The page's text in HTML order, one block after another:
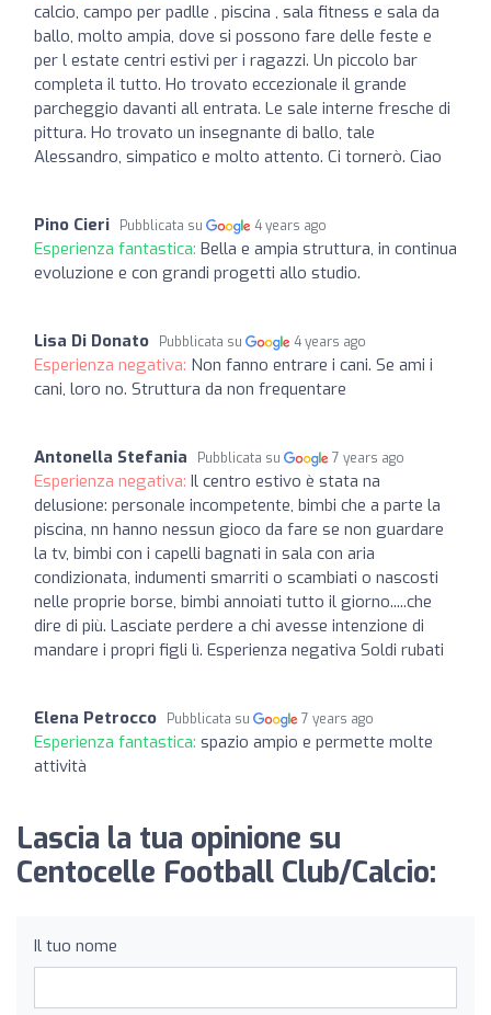
calcio, campo per padlle , piscina , sala fitness e sala da
ballo, molto ampia, dove si possono fare delle feste e
per l estate centri estivi per i ragazzi. Un piccolo bar
completa il tutto. Ho trovato eccezionale il grande
parcheggio davanti all entrata. Le sale interne fresche di
pittura. Ho trovato un insegnante di ballo, tale
Alessandro, simpatico e molto attento. Ci tornerò. Ciao
Pino Cieri Pubblicata su 4 years ago
Esperienza fantastica: Bella e ampia struttura, in continua
evoluzione e con grandi progetti allo studio.
Lisa Di Donato Pubblicata su 4 years ago
Esperienza negativa: Non fanno entrare i cani. Se ami i
cani, loro no. Struttura da non frequentare
Antonella Stefania Pubblicata su 7 years ago
Esperienza negativa: Il centro estivo è stata na
delusione: personale incompetente, bimbi che a parte la
piscina, nn hanno nessun gioco da fare se non guardare
la tv, bimbi con i capelli bagnati in sala con aria
condizionata, indumenti smarriti o scambiati o nascosti
nelle proprie borse, bimbi annoiati tutto il giorno.....che
dire di più. Lasciate perdere a chi avesse intenzione di
mandare i propri figli lì. Esperienza negativa Soldi rubati
Elena Petrocco Pubblicata su 7 years ago
Esperienza fantastica: spazio ampio e permette molte
attività
Lascia la tua opinione su
Centocelle Football Club/Calcio:
Il tuo nome